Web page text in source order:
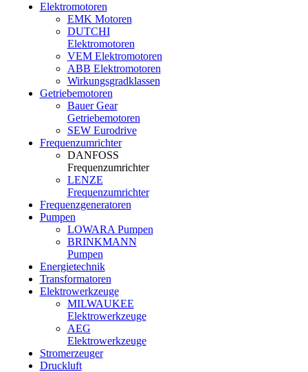
Elektromotoren
EMK Motoren
DUTCHI
Elektromotoren
VEM Elektromotoren
ABB Elektromotoren
Wirkungsgradklassen
Getriebemotoren
Bauer Gear
Getriebemotoren
SEW Eurodrive
Frequenzumrichter
DANFOSS
Frequenzumrichter
LENZE
Frequenzumrichter
Frequenzgeneratoren
Pumpen
LOWARA Pumpen
BRINKMANN
Pumpen
Energietechnik
Transformatoren
Elektrowerkzeuge
MILWAUKEE
Elektrowerkzeuge
AEG
Elektrowerkzeuge
Stromerzeuger
Druckluft